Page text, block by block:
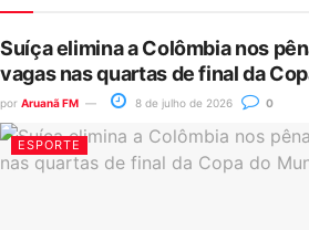
Suíça elimina a Colômbia nos
vagas nas quartas de final da
por Aruanã FM 8 de julho de 2026 0
ESPORTE